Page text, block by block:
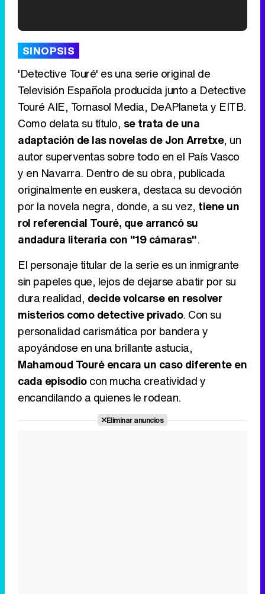
Tráiler de '33 días', la nueva serie de Atresplayer con Julián Villagrán y José Manuel Poga
SINOPSIS
'Detective Touré' es una serie original de
Televisión Española producida junto a Detective
Touré AIE, Tornasol Media, DeAPlaneta y EITB.
Como delata su título, se trata de una
adaptación de las novelas de Jon Arretxe, un
autor superventas sobre todo en el País Vasco
y en Navarra. Dentro de su obra, publicada
originalmente en euskera, destaca su devoción
por la novela negra, donde, a su vez, tiene un
rol referencial Touré, que arrancó su
andadura literaria con "19 cámaras".
El personaje titular de la serie es un inmigrante
sin papeles que, lejos de dejarse abatir por su
dura realidad, decide volcarse en resolver
misterios como detective privado. Con su
personalidad carismática por bandera y
apoyándose en una brillante astucia,
Mahamoud Touré encara un caso diferente en
cada episodiocon mucha creatividad y
encandilando a quienes le rodean.
Eliminar anuncios